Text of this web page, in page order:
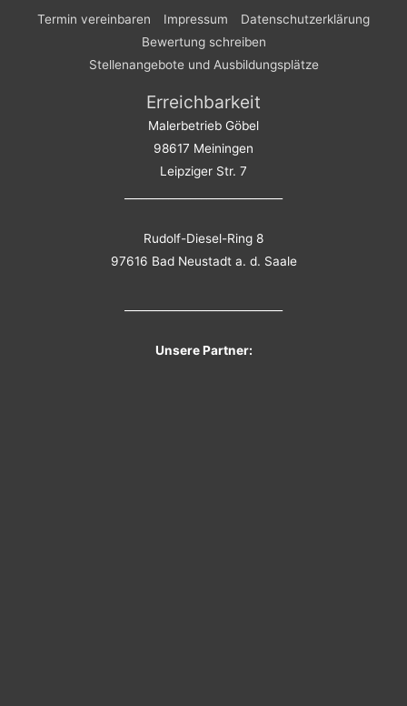
Termin vereinbaren Impressum
Datenschutzerklärung
Bewertung schreiben
Stellenangebote und Ausbildungsplätze
Erreichbarkeit
Malerbetrieb Göbel
98617 Meiningen
Leipziger Str. 7
Rudolf-Diesel-Ring 8
97616 Bad Neustadt a. d. Saale
Unsere Partner: